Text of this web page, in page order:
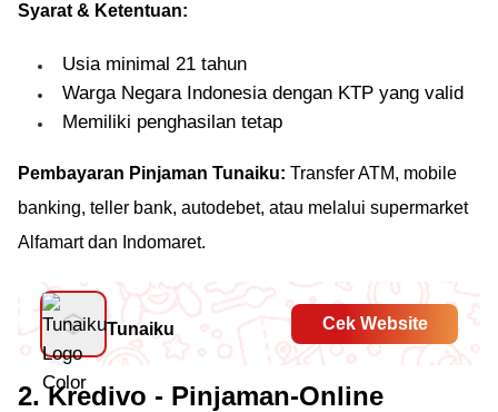
Syarat & Ketentuan:
Usia minimal 21 tahun
Warga Negara Indonesia dengan KTP yang valid
Memiliki penghasilan tetap
Pembayaran Pinjaman Tunaiku: Transfer ATM, mobile
banking, teller bank, autodebet, atau melalui supermarket
Alfamart dan Indomaret.
Tunaiku Cek Website
2. Kredivo - Pinjaman-Online